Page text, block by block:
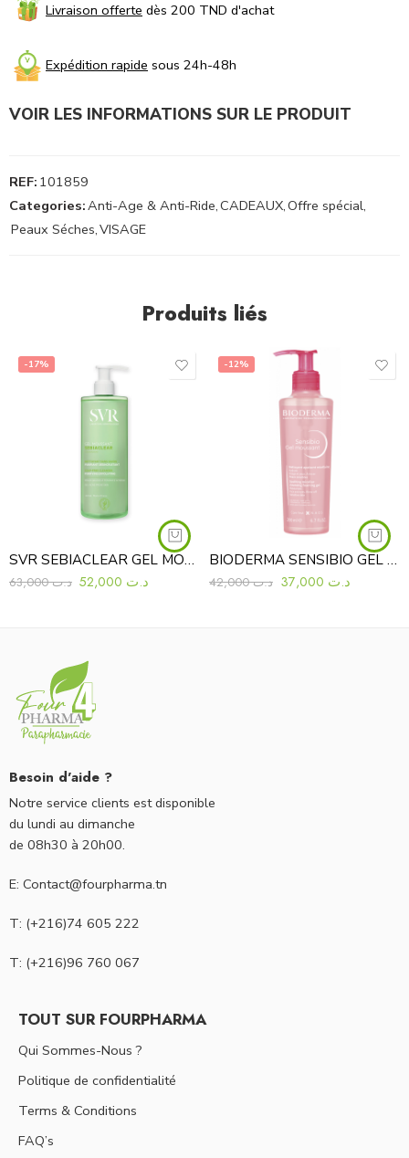
Livraison offerte dès 200 TND d'achat
Expédition rapide sous 24h-48h
VOIR LES INFORMATIONS SUR LE PRODUIT
REF: 101859
Categories:Anti-Age & Anti-Ride,CADEAUX,Offre spécial,
Peaux Séches,VISAGE
Produits liés
-17%
SVR SEBIACLEAR GEL MOUSSANT 400ML
د.ت63,000 د.ت
-12%
BIODERMA SENSIBIO GEL MOUSSANT 200 ML
د.ت42,000 د.ت
Besoin d'aide ?
Notre service clients est disponible
du lundi au dimanche
de 08h30 à 20h00.
E: Contact@fourpharma.tn
T: (+216)74 605 222
T: (+216)96 760 067
TOUT SUR FOURPHARMA
Qui Sommes-Nous ?
Politique de confidentialité
Terms & Conditions
FAQ’s